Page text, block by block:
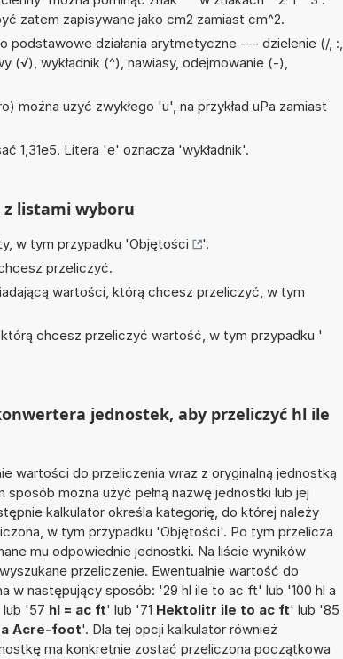
zatem zapisywane jako cm2 zamiast cm^2.
podstawowe działania arytmetyczne --- dzielenie (/, :,
(√), wykładnik (^), nawiasy, odejmowanie (-),
można użyć zwykłego 'u', na przykład uPa zamiast
1,31e5. Litera 'e' oznacza 'wykładnik'.
listami wyboru
w tym przypadku 'Objętości
'.
przeliczyć.
wartości, którą chcesz przeliczyć, w tym
chcesz przeliczyć wartość, w tym przypadku '
jednostek, aby przeliczyć hl ile
wartości do przeliczenia wraz z oryginalną jednostką
sposób można użyć pełną nazwę jednostki lub jej
kalkulator określa kategorię, do której należy
w tym przypadku 'Objętości'. Po tym przelicza
mu odpowiednie jednostki. Na liście wyników
przeliczenie. Ewentualnie wartość do
w następujący sposób: '29 hl ile to ac ft' lub '100 hl a
lub '57 hl = ac ft' lub '71 Hektolitr ile to ac ft' lub '85
Acre-foot'. Dla tej opcji kalkulator również
ma konkretnie zostać przeliczona początkowa